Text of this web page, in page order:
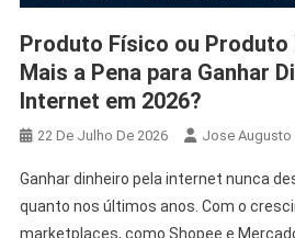
Produto Físico ou Produto
Mais a Pena para Ganhar
Internet em 2026?
22 De Julho De 2026 Jose Augusto
Ganhar dinheiro pela internet nunca
quanto nos últimos anos. Com o
marketplaces, como Shopee e